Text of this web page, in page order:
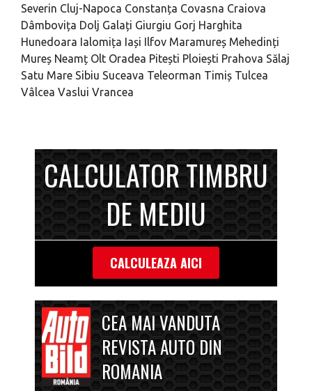
Severin Cluj-Napoca Constanța Covasna Craiova
Dâmbovița Dolj Galați Giurgiu Gorj Harghita
Hunedoara Ialomița Iași Ilfov Maramureș Mehedinți
Mureș Neamț Olt Oradea Pitești Ploiești Prahova Sălaj
Satu Mare Sibiu Suceava Teleorman Timiș Tulcea
Vâlcea Vaslui Vrancea
CALCULATOR TIMBRU
DE MEDIU
CALCULEAZA AICI
CEA MAI VANDUTA
REVISTA AUTO DIN
ROMANIA